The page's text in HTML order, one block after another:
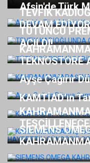
Afşin'de Türk
TEVFİK
DEVAM EDİYOR
TÜTÜNCÜ
AÇILDI!
TEKNOSTORE
Ayşe Çağırır
KAMTİAD’ın
SIEMENS